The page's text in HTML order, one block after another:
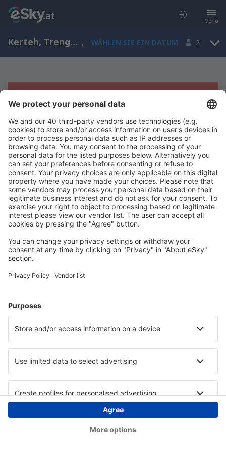
Menü
Kerteh, Trengganu, Malaysia , WÄHLEN SIE EIN DATUM 2
Es tut uns leid, wir können keine
Ergebnisse aufzeigen
Bitte starten Sie Ihre Suche erneut mit anderen Suchkriterien.
Copyright © eSky.at. Alle Rechte vorbehalten.